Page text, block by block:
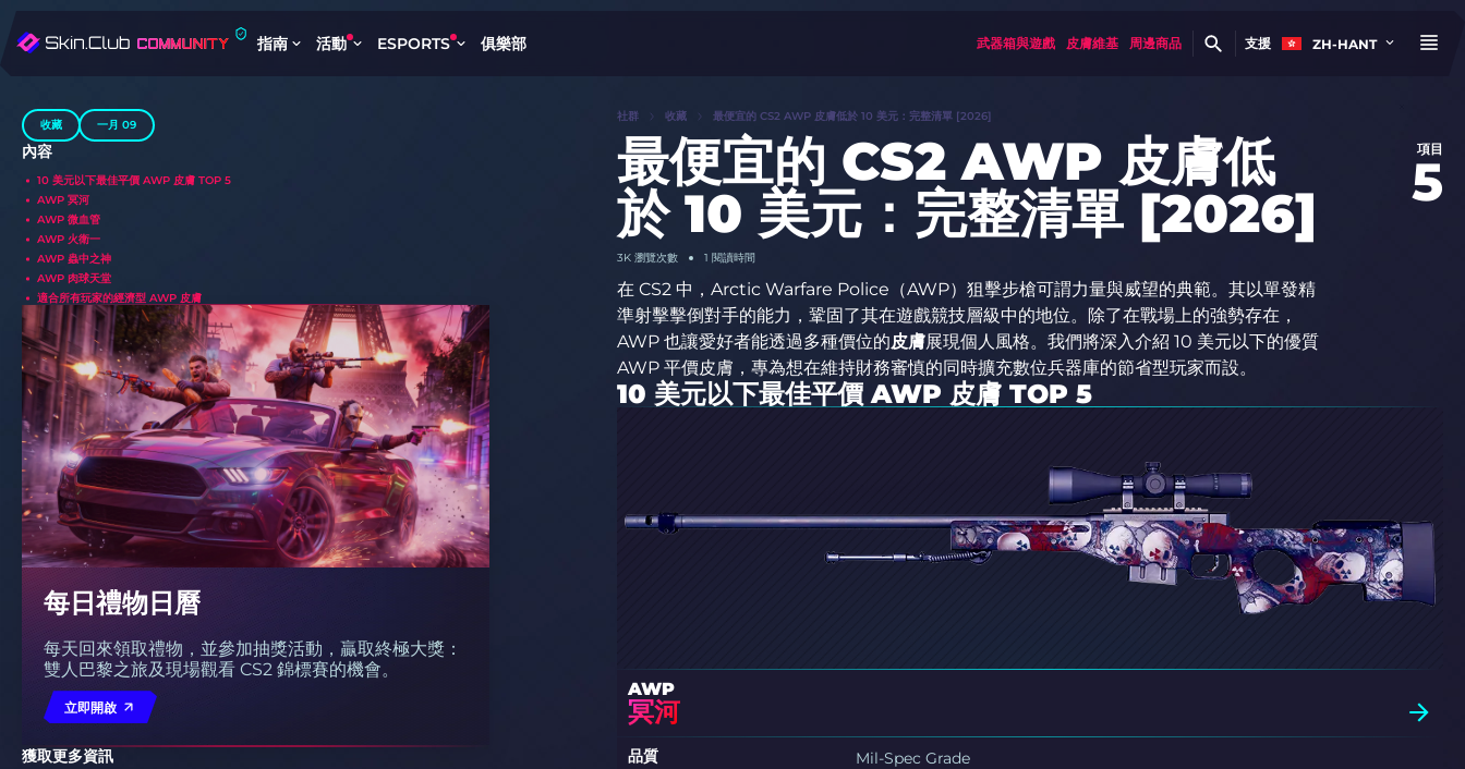
指南 活動 ESPORTS 俱樂部 武器箱與遊戲 皮膚維基 周邊商品 支援 ZH-HANT
收藏 一月 09
內容
10 美元以下最佳平價 AWP 皮膚 TOP 5
AWP 冥河
AWP 微血管
AWP 火衛一
AWP 蟲中之神
AWP 肉球天堂
適合所有玩家的經濟型 AWP 皮膚
每日禮物日曆
每天回來領取禮物，並參加抽獎活動，贏取終極大獎：
雙人巴黎之旅及現場觀看 CS2 錦標賽的機會。
立即開啟
獲取更多資訊
社群 收藏 最便宜的 CS2 AWP 皮膚低於 10 美元：完整清單 [2026]
最便宜的 CS2 AWP 皮膚低
於 10 美元：完整清單 [2026]
項目
5
3K瀏覽次數 1 閱讀時間
在 CS2 中，Arctic Warfare Police（AWP）狙擊步槍可謂力量與威望的典範。其以單發精
準射擊擊倒對手的能力，鞏固了其在遊戲競技層級中的地位。除了在戰場上的強勢存在，
AWP 也讓愛好者能透過多種價位的皮膚展現個人風格。我們將深入介紹 10 美元以下的優質
AWP 平價皮膚，專為想在維持財務審慎的同時擴充數位兵器庫的節省型玩家而設。
10 美元以下最佳平價 AWP 皮膚 TOP 5
AWP
冥河
品質
Mil-Spec Grade